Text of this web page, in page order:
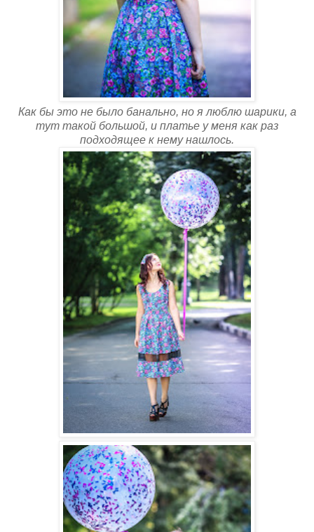
Как бы это не было банально, но я люблю шарики, а
тут такой большой, и платье у меня как раз
подходящее к нему нашлось.